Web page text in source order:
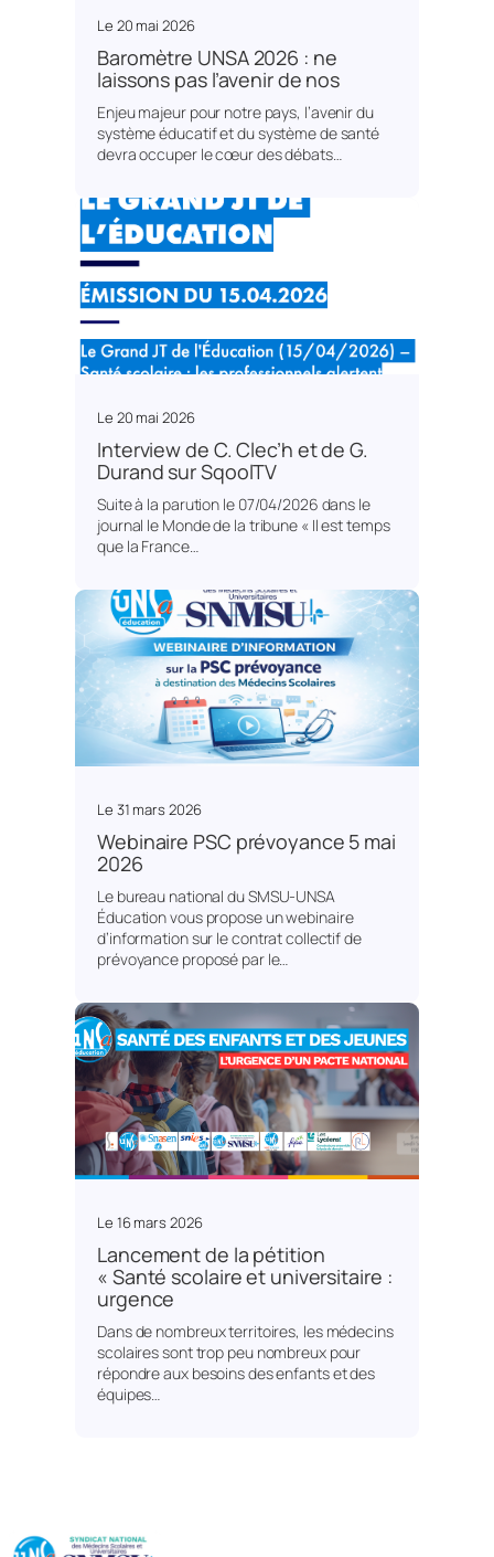
Le 20 mai 2026
Baromètre UNSA 2026 : ne
laissons pas l’avenir de nos
Enjeu majeur pour notre pays, l’avenir du
système éducatif et du système de santé
devra occuper le cœur des débats…
Le 20 mai 2026
Interview de C. Clec’h et de G.
Durand sur SqoolTV
Suite à la parution le 07/04/2026 dans le
journal le Monde de la tribune « Il est temps
que la France…
Le 31 mars 2026
Webinaire PSC prévoyance 5 mai
2026
Le bureau national du SMSU-UNSA
Éducation vous propose un webinaire
d’information sur le contrat collectif de
prévoyance proposé par le…
Le 16 mars 2026
Lancement de la pétition
« Santé scolaire et universitaire :
urgence
Dans de nombreux territoires, les médecins
scolaires sont trop peu nombreux pour
répondre aux besoins des enfants et des
équipes…